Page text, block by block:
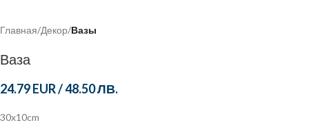
Главная Декор Вазы
Ваза
24.79 EUR/48.50 ЛВ.
30x10cm